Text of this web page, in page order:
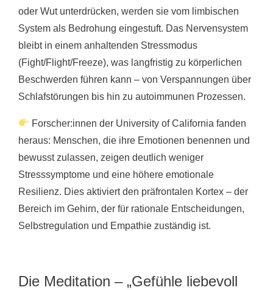
oder Wut unterdrücken, werden sie vom limbischen
System als Bedrohung eingestuft. Das Nervensystem
bleibt in einem anhaltenden Stressmodus
(Fight/Flight/Freeze), was langfristig zu körperlichen
Beschwerden führen kann – von Verspannungen über
Schlafstörungen bis hin zu autoimmunen Prozessen.
Forscher:innen der University of California fanden
heraus: Menschen, die ihre Emotionen benennen und
bewusst zulassen, zeigen deutlich weniger
Stresssymptome und eine höhere emotionale
Resilienz. Dies aktiviert den präfrontalen Kortex – der
Bereich im Gehirn, der für rationale Entscheidungen,
Selbstregulation und Empathie zuständig ist.
Die Meditation – „Gefühle liebevoll